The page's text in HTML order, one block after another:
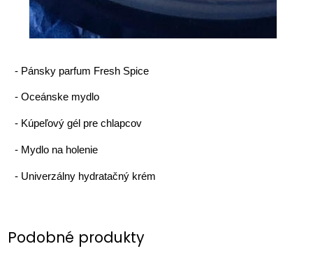
- Pánsky parfum Fresh Spice
-Oceánske mydlo
- Kúpeľový gél pre chlapcov
- Mydlo na holenie
- Univerzálny hydratačný krém
Podobné produkty